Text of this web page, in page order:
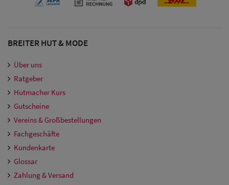
BREITER HUT & MODE
Über uns
Ratgeber
Hutmacher Kurs
Gutscheine
Vereins & Großbestellungen
Fachgeschäfte
Kundenkarte
Glossar
Zahlung & Versand